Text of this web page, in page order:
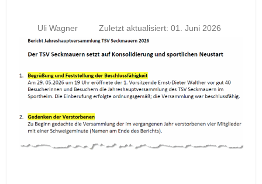
Uli Wagner Zuletzt aktualisiert: 01. Juni 2026